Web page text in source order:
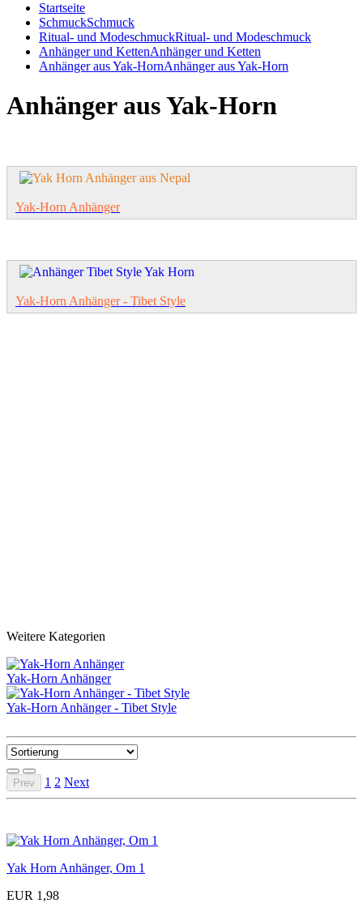
Startseite
SchmuckSchmuck
Ritual- und ModeschmuckRitual- und Modeschmuck
Anhänger und KettenAnhänger und Ketten
Anhänger aus Yak-HornAnhänger aus Yak-Horn
Anhänger aus Yak-Horn
Yak-Horn Anhänger
Yak-Horn Anhänger - Tibet Style
Weitere Kategorien
Yak-Horn Anhänger
Yak-Horn Anhänger - Tibet Style
Prev 1 2 Next
Yak Horn Anhänger, Om 1
EUR 1,98